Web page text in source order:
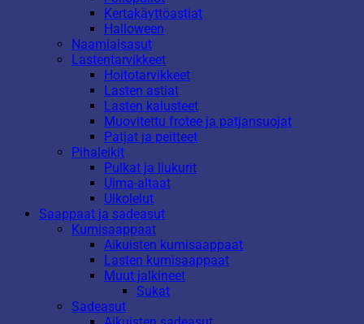
Kertakäyttöastiat
Halloween
Naamiaisasut
Lastentarvikkeet
Hoitotarvikkeet
Lasten astiat
Lasten kalusteet
Muovitettu frotee ja patjansuojat
Patjat ja peitteet
Pihaleikit
Pulkat ja liukurit
Uima-altaat
Ulkolelut
Saappaat ja sadeasut
Kumisaappaat
Aikuisten kumisaappaat
Lasten kumisaappaat
Muut jalkineet
Sukat
Sadeasut